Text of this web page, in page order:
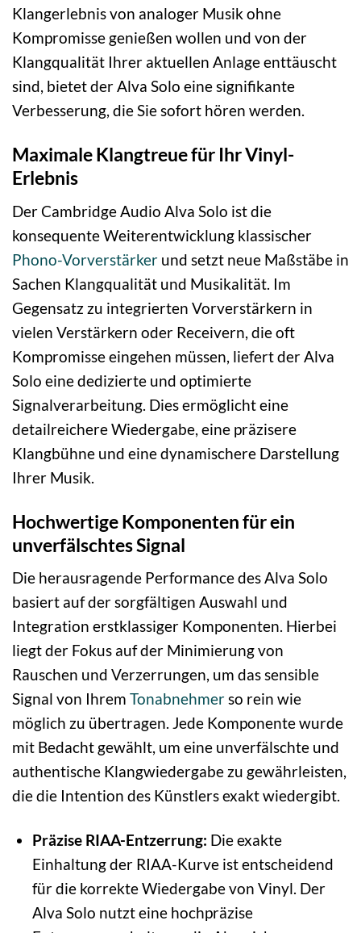
Klangerlebnis von analoger Musik ohne
Kompromisse genießen wollen und von der
Klangqualität Ihrer aktuellen Anlage enttäuscht
sind, bietet der Alva Solo eine signifikante
Verbesserung, die Sie sofort hören werden.
Maximale Klangtreue für Ihr Vinyl-
Erlebnis
Der Cambridge Audio Alva Solo ist die
konsequente Weiterentwicklung klassischer
Phono-Vorverstärker und setzt neue Maßstäbe in
Sachen Klangqualität und Musikalität. Im
Gegensatz zu integrierten Vorverstärkern in
vielen Verstärkern oder Receivern, die oft
Kompromisse eingehen müssen, liefert der Alva
Solo eine dedizierte und optimierte
Signalverarbeitung. Dies ermöglicht eine
detailreichere Wiedergabe, eine präzisere
Klangbühne und eine dynamischere Darstellung
Ihrer Musik.
Hochwertige Komponenten für ein
unverfälschtes Signal
Die herausragende Performance des Alva Solo
basiert auf der sorgfältigen Auswahl und
Integration erstklassiger Komponenten. Hierbei
liegt der Fokus auf der Minimierung von
Rauschen und Verzerrungen, um das sensible
Signal von Ihrem Tonabnehmerso rein wie
möglich zu übertragen. Jede Komponente wurde
mit Bedacht gewählt, um eine unverfälschte und
authentische Klangwiedergabe zu gewährleisten,
die die Intention des Künstlers exakt wiedergibt.
Präzise RIAA-Entzerrung: Die exakte
Einhaltung der RIAA-Kurve ist entscheidend
für die korrekte Wiedergabe von Vinyl. Der
Alva Solo nutzt eine hochpräzise